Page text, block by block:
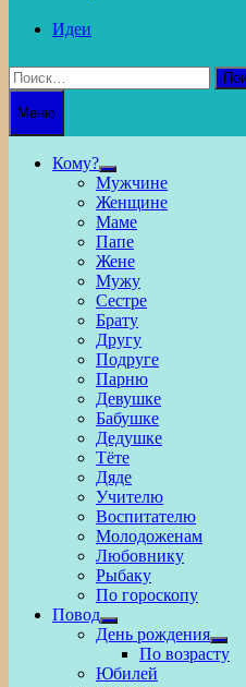
Идеи
Найти:
Меню
Кому?
Show
sub
menu
Мужчине
Женщине
Маме
Папе
Жене
Мужу
Сестре
Брату
Другу
Подруге
Парню
Девушке
Бабушке
Дедушке
Тёте
Дяде
Учителю
Воспитателю
Молодоженам
Любовнику
Рыбаку
По гороскопу
Повод
Show
sub
menu
День рождения
Show
sub
По возрасту
Юбилей